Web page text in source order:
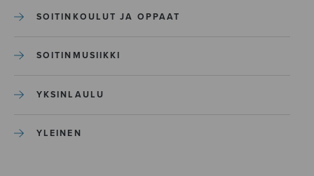
SOITINKOULUT JA OPPAAT
SOITINMUSIIKKI
YKSINLAULU
YLEINEN